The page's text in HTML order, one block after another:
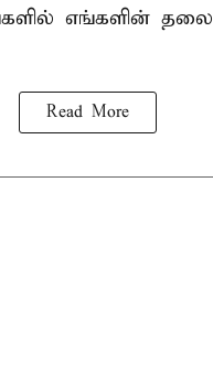
எங்களின்
Read More